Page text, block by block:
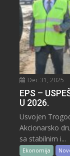
Dec 31, 2025
EPS –
U 2026.
Usvojen
Akcionarsko
sa stabilnim i...
Ekonomija